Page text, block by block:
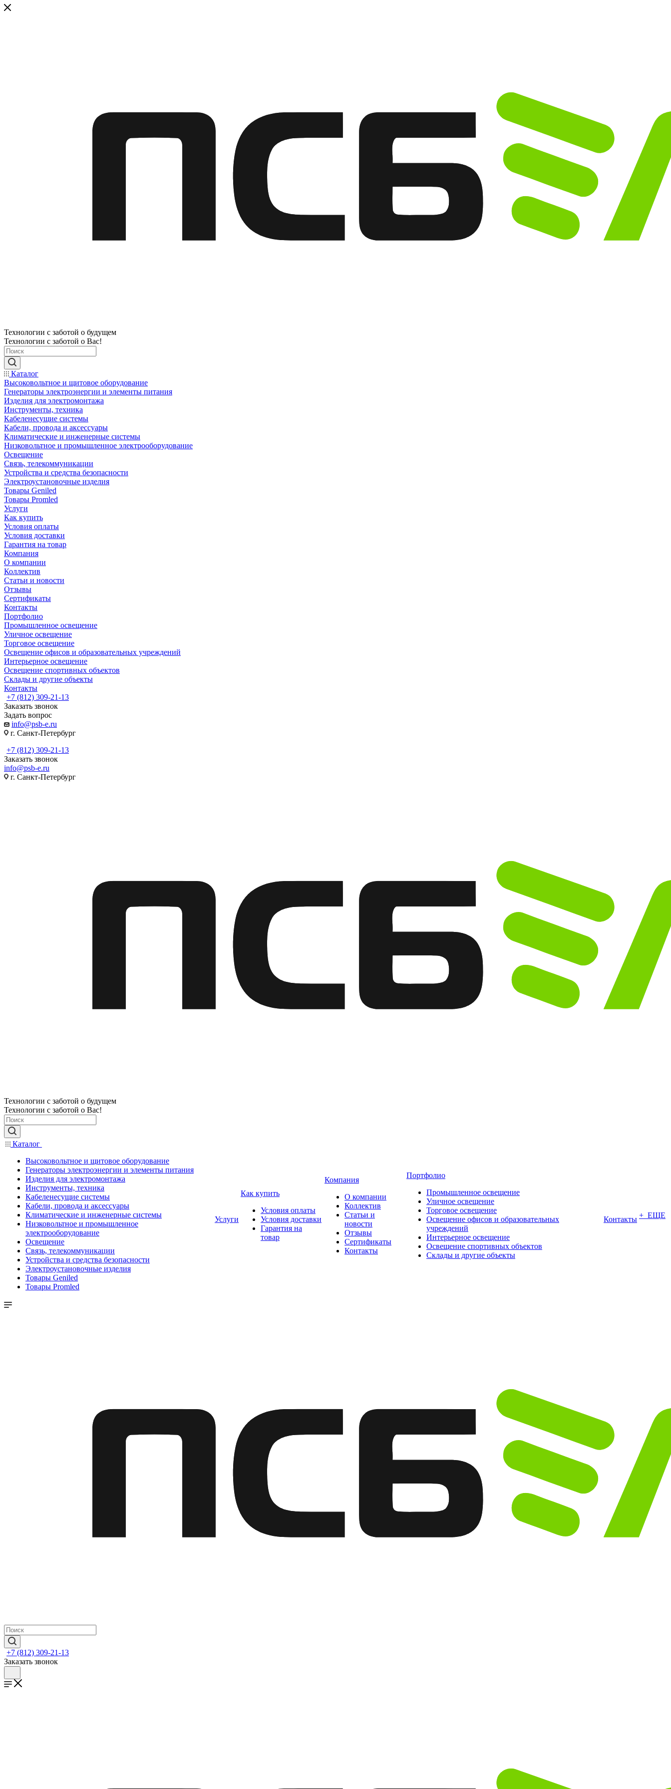
Технологии с заботой о будущем
Технологии с заботой о Вас!
Каталог
Высоковольтное и щитовое оборудование
Генераторы электроэнергии и элементы питания
Изделия для электромонтажа
Инструменты, техника
Кабеленесущие системы
Кабели, провода и аксессуары
Климатические и инженерные системы
Низковольтное и промышленное электрооборудование
Освещение
Связь, телекоммуникации
Устройства и средства безопасности
Электроустановочные изделия
Товары Geniled
Товары Promled
Услуги
Как купить
Условия оплаты
Условия доставки
Гарантия на товар
Компания
О компании
Коллектив
Статьи и новости
Отзывы
Сертификаты
Контакты
Портфолио
Промышленное освещение
Уличное освещение
Торговое освещение
Освещение офисов и образовательных учреждений
Интерьерное освещение
Освещение спортивных объектов
Склады и другие объекты
Контакты
+7 (812) 309-21-13
Заказать звонок
Задать вопрос
info@psb-e.ru
г. Санкт-Петербург
+7 (812) 309-21-13
Заказать звонок
info@psb-e.ru
г. Санкт-Петербург
Технологии с заботой о будущем
Технологии с заботой о Вас!
Каталог
Высоковольтное и щитовое оборудование
Генераторы электроэнергии и элементы питания
Изделия для электромонтажа
Инструменты, техника
Кабеленесущие системы
Кабели, провода и аксессуары
Климатические и инженерные системы
Низковольтное и промышленное
электрооборудование
Освещение
Связь, телекоммуникации
Устройства и средства безопасности
Электроустановочные изделия
Товары Geniled
Товары Promled
Услуги
Как купить
Условия оплаты
Условия доставки
Гарантия на
товар
Компания
О компании
Коллектив
Статьи и
новости
Отзывы
Сертификаты
Контакты
Портфолио
Промышленное освещение
Уличное освещение
Торговое освещение
Освещение офисов и образовательных
учреждений
Интерьерное освещение
Освещение спортивных объектов
Склады и другие объекты
Контакты + ЕЩЕ
+7 (812) 309-21-13
Заказать звонок